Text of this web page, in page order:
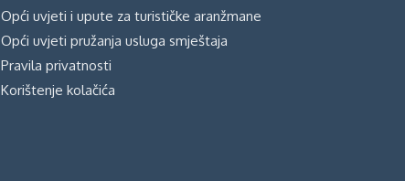
Opći uvjeti i upute za turističke aranžmane
Opći uvjeti pružanja usluga smještaja
Pravila privatnosti
Korištenje kolačića